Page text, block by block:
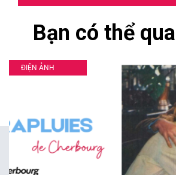
Bạn có thể
ĐIỆN ẢNH